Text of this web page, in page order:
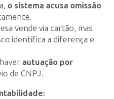
o sistema acusa omissão
vende via cartão, mas
identifica a diferença e
autuação por
de CNPJ.